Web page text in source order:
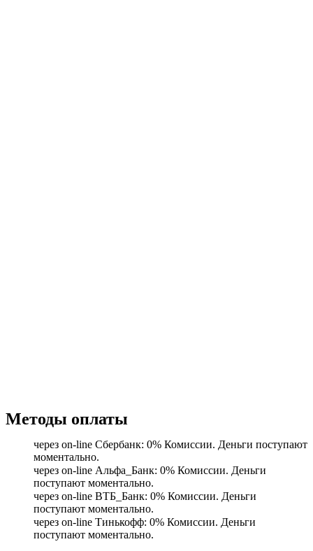
Методы оплаты
через on-line Сбербанк: 0% Комиссии. Деньги поступают
моментально.
через on-line Альфа_Банк: 0% Комиссии. Деньги
поступают моментально.
через on-line ВТБ_Банк: 0% Комиссии. Деньги
поступают моментально.
через on-line Тинькофф: 0% Комиссии. Деньги
поступают моментально.